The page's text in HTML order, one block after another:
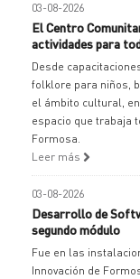
03-08-2026
El Centro
actividades para
Desde
folklore para niños,
el ámbito cultural,
espacio que trabaja
Formosa.
Leer más
03-08-2026
Desarrollo de
segundo módulo
Fue en las
Innovación de